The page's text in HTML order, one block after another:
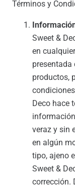
Términos y
Sweet &
en
presentada
productos,
Deco hace
veraz y sin
en algún
tipo, ajeno
Sweet &
corrección.